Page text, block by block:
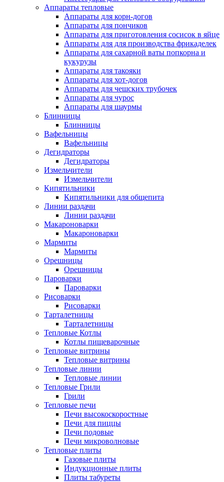
Аппараты тепловые
Аппараты для корн-догов
Аппараты для пончиков
Аппараты для приготовления сосисок в яйце
Аппараты для для производства фрикаделек
Аппараты для сахарной ваты попкорна и
кукурузы
Аппараты для такояки
Аппараты для хот-догов
Аппараты для чешских трубочек
Аппараты для чурос
Аппараты для шаурмы
Блинницы
Блинницы
Вафельницы
Вафельницы
Дегидраторы
Дегидраторы
Измельчители
Измельчители
Кипятильники
Кипятильники для общепита
Линии раздачи
Линии раздачи
Макароноварки
Макароноварки
Мармиты
Мармиты
Орешницы
Орешницы
Пароварки
Пароварки
Рисоварки
Рисоварки
Тарталетницы
Тарталетницы
Тепловые Котлы
Котлы пищеварочные
Тепловые витрины
Тепловые витрины
Тепловые линии
Тепловые линии
Тепловые Грили
Грили
Тепловые печи
Печи высокоскоростные
Печи для пиццы
Печи подовые
Печи микроволновые
Тепловые плиты
Газовые плиты
Индукционные плиты
Плиты табуреты